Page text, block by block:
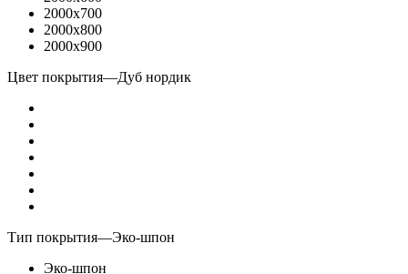
2000x700
2000x800
2000x900
Цвет покрытия—Дуб нордик
Тип покрытия—Эко-шпон
Эко-шпон